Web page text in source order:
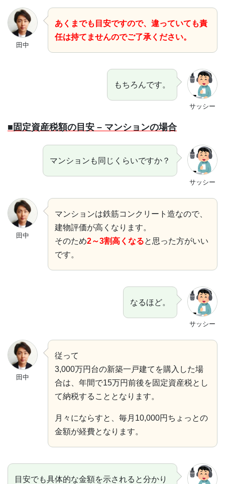
田中
あくまでも目安ですので、違っていても責
任は持てませんのでご了承ください。
サッシー
もちろんです。
■固定資産税額の目安 – マンションの場合
サッシー
マンションも同じくらいですか？
田中
マンションは鉄筋コンクリート造なので、
建物評価が高くなります。
そのため2～3割高くなると思った方がいい
です。
サッシー
なるほど。
田中
従って
3,000万円台の新築一戸建てを購入した場
合は、年間で15万円前後を固定資産税とし
て納税することとなります。
月々にならすと、毎月10,000円ちょっとの
金額が経費となります。
目安でも具体的な金額を示されると分かり